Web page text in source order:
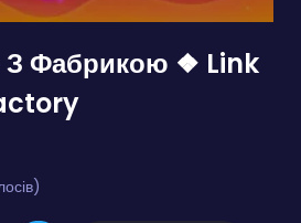
З Фабрикою ❖ Link